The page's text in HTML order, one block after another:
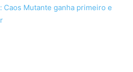
Caos Mutante ganha primeiro e